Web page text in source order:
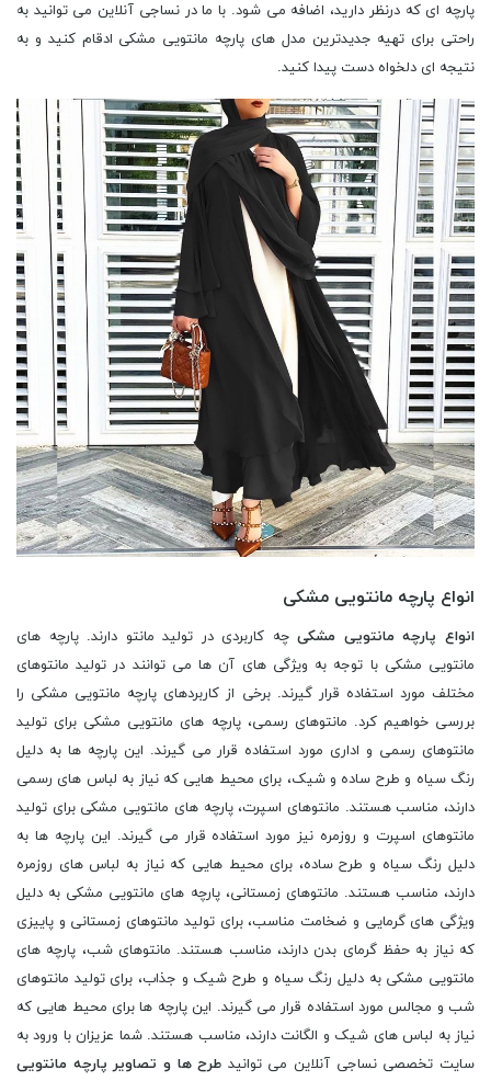
پارچه ای که درنظر دارید، اضافه می شود. با ما در نساجی آنلاین می توانید به
راحتی برای تهیه جدیدترین مدل های پارچه مانتویی مشکی ادقام کنید و به
نتیجه ای دلخواه دست پیدا کنید.
انواع پارچه مانتویی مشکی
انواع پارچه مانتویی مشکیچه کاربردی در تولید مانتو دارند. پارچه های
مانتویی مشکی با توجه به ویژگی های آن ها می توانند در تولید مانتوهای
مختلف مورد استفاده قرار گیرند. برخی از کاربردهای پارچه مانتویی مشکی را
بررسی خواهیم کرد. مانتوهای رسمی، پارچه های مانتویی مشکی برای تولید
مانتوهای رسمی و اداری مورد استفاده قرار می گیرند. این پارچه ها به دلیل
رنگ سیاه و طرح ساده و شیک، برای محیط هایی که نیاز به لباس های رسمی
دارند، مناسب هستند. مانتوهای اسپرت، پارچه های مانتویی مشکی برای تولید
مانتوهای اسپرت و روزمره نیز مورد استفاده قرار می گیرند. این پارچه ها به
دلیل رنگ سیاه و طرح ساده، برای محیط هایی که نیاز به لباس های روزمره
دارند، مناسب هستند. مانتوهای زمستانی، پارچه های مانتویی مشکی به دلیل
ویژگی های گرمایی و ضخامت مناسب، برای تولید مانتوهای زمستانی و پاییزی
که نیاز به حفظ گرمای بدن دارند، مناسب هستند. مانتوهای شب، پارچه های
مانتویی مشکی به دلیل رنگ سیاه و طرح شیک و جذاب، برای تولید مانتوهای
شب و مجالس مورد استفاده قرار می گیرند. این پارچه ها برای محیط هایی که
نیاز به لباس های شیک و الگانت دارند، مناسب هستند. شما عزیزان با ورود به
سایت تخصصی نساجی آنلاین می توانید طرح ها و تصاویر پارچه مانتویی